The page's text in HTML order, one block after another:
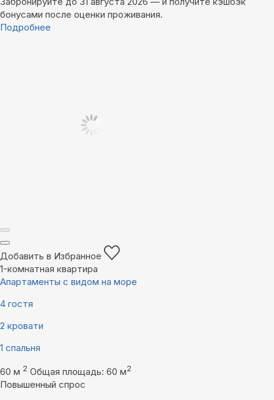
бонусами после оценки проживания.
Подробнее
Добавить в Избранное
1-комнатная квартира
Апартаменты с видом на море
4 гостя
2 кровати
1 спальня
60 м 2 Общая площадь: 60 м2
Повышенный спрос